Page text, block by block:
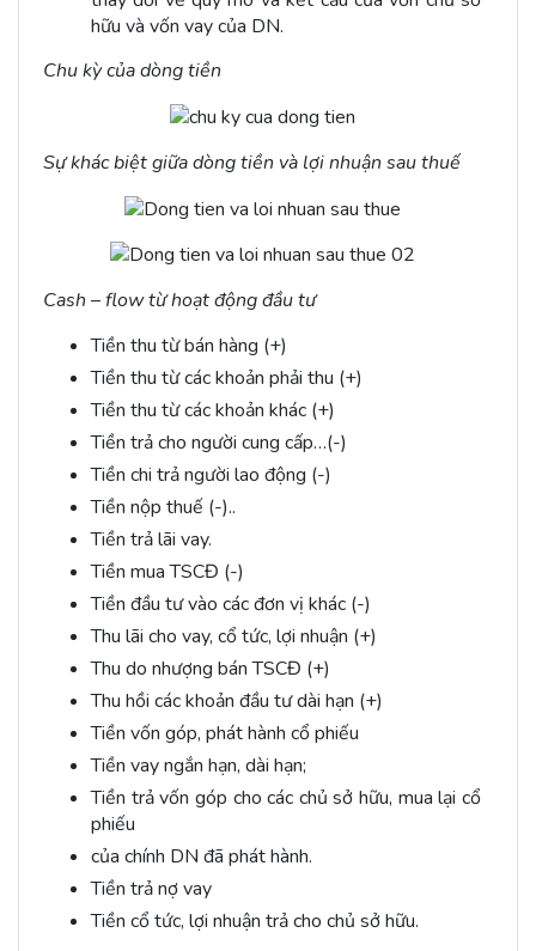
hữu và vốn vay của DN.
Chu kỳ của dòng tiền
Sự khác biệt giữa dòng tiền và lợi nhuận sau thuế
Cash – flow từ hoạt động đầu tư
Tiền thu từ bán hàng (+)
Tiền thu từ các khoản phải thu (+)
Tiền thu từ các khoản khác (+)
Tiền trả cho người cung cấp…(-)
Tiền chi trả người lao động (-)
Tiền nộp thuế (-)..
Tiền trả lãi vay.
Tiền mua TSCĐ (-)
Tiền đầu tư vào các đơn vị khác (-)
Thu lãi cho vay, cổ tức, lợi nhuận (+)
Thu do nhượng bán TSCĐ (+)
Thu hồi các khoản đầu tư dài hạn (+)
Tiền vốn góp, phát hành cổ phiếu
Tiền vay ngắn hạn, dài hạn;
Tiền trả vốn góp cho các chủ sở hữu, mua lại cổ
phiếu
của chính DN đã phát hành.
Tiền trả nợ vay
Tiền cổ tức, lợi nhuận trả cho chủ sở hữu.